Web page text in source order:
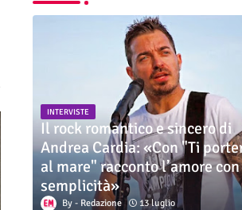
INTERVISTE
Il rock romantico e sincero di
Andrea Cardia: «Con "Ti
al mare" racconto l’amore con
semplicità»
Redazione 13 luglio